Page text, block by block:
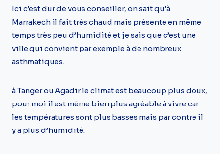
Ici c’est dur de vous conseiller, on sait qu’à
Marrakech il fait très chaud mais présente en même
temps très peu d’humidité et je sais que c’est une
ville qui convient par exemple à de nombreux
asthmatiques.
à Tanger ou Agadir le climat est beaucoup plus doux,
pour moi il est même bien plus agréable à vivre car
les températures sont plus basses mais par contre il
y a plus d’humidité.